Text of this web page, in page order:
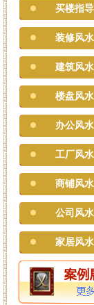
买楼指导
装修风水
建筑风水
楼盘风水
办公风水
工厂风水
商铺风水
公司风水
家居风水